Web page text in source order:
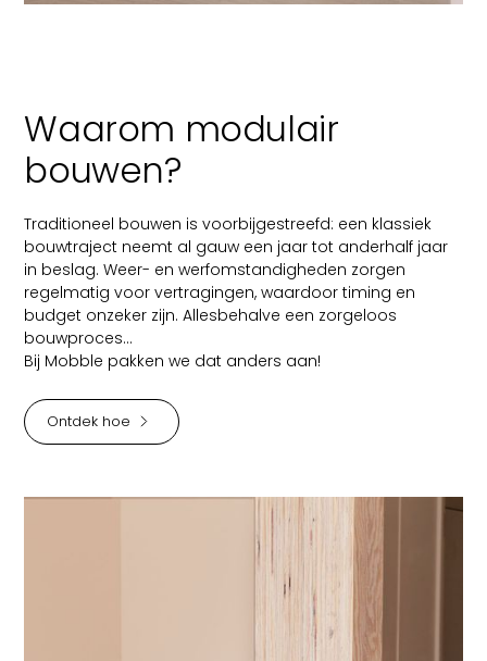
Waarom modulair
bouwen?
Traditioneel bouwen is voorbijgestreefd: een klassiek
bouwtraject neemt al gauw een jaar tot anderhalf jaar
in beslag. Weer- en werfomstandigheden zorgen
regelmatig voor vertragingen, waardoor timing en
budget onzeker zijn. Allesbehalve een zorgeloos
bouwproces...
Bij Mobble pakken we dat anders aan!
Ontdek hoe